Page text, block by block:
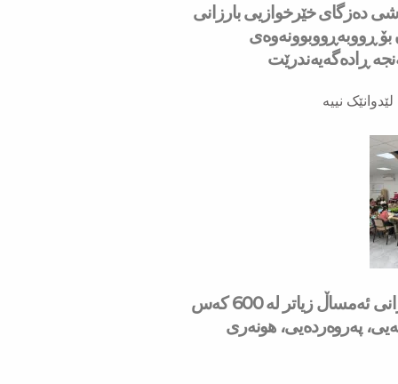
ده‌زگای خێرخوازیی بارزانی
ڕووبه‌ڕووبوونه‌وه‌ی
ڕاده‌گه‌یه‌ندرێت
نییە
لە مانگی حوزەیرانی ئەمساڵ زیاتر له‌ 600 كه‌س
پەروەردەیی، هونەری